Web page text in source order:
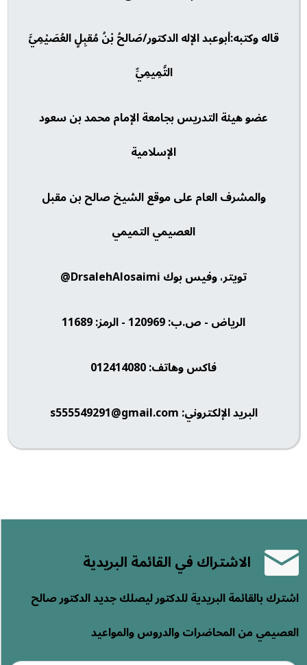
قاله وكتبه:أبوعبد الإله الدكتور/صَالحُ بْنُ مُقبِلٍ العُصَيْمِيَّ
التَّمِيمِيِّ
عضو هيئة التدريس بجامعة الإمام محمد بن سعود
الإسلامية
والمشرف العام على موقع الشيخ صالح بن مقبل
العصيمي التميمي
تويتر، وفيس بوك DrsalehAlosaimi@
الرياض - ص.ب: 120969 - الرمز: 11689
فاكس وهاتف: 012414080
البريد الإلكتروني: s555549291@gmail.com
الاشتراك في القائمة البريدية
اشترك بالقائمة البريدية للدكتور ليصلك جديد الدكتور صالح
العصيمي من المحاضرات والدروس والمواعيد